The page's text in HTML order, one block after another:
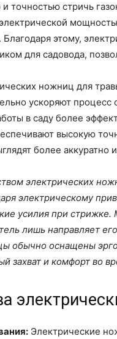
и точностью стричь
Благодаря этому,
для садовода,
ножниц для
ускоряют процесс
в саду более
высокую
более аккуратно
электрических
электрическому
усилия при
лишь направляет
обычно оснащены
захват и комфорт во
Электрические